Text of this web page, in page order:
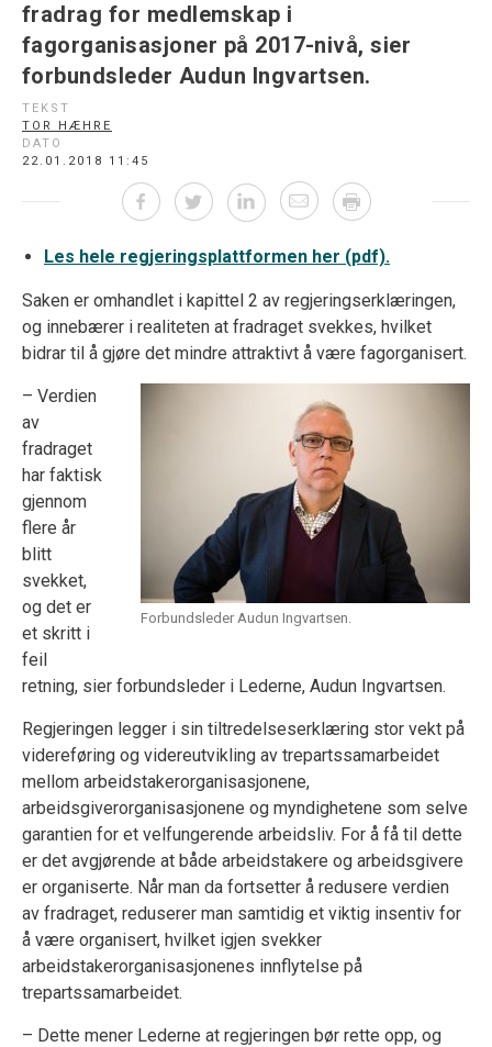
fradrag for medlemskap i
fagorganisasjoner på 2017-nivå, sier
forbundsleder Audun Ingvartsen.
TEKST
TOR HÆHRE
DATO
22.01.2018 11:45
Les hele regjeringsplattformen her (pdf).
Saken er omhandlet i kapittel 2 av regjeringserklæringen,
og innebærer i realiteten at fradraget svekkes, hvilket
bidrar til å gjøre det mindre attraktivt å være fagorganisert.
Forbundsleder Audun Ingvartsen.
– Verdien
av
fradraget
har faktisk
gjennom
flere år
blitt
svekket,
og det er
et skritt i
feil
retning, sier forbundsleder i Lederne, Audun Ingvartsen.
Regjeringen legger i sin tiltredelseserklæring stor vekt på
videreføring og videreutvikling av trepartssamarbeidet
mellom arbeidstakerorganisasjonene,
arbeidsgiverorganisasjonene og myndighetene som selve
garantien for et velfungerende arbeidsliv. For å få til dette
er det avgjørende at både arbeidstakere og arbeidsgivere
er organiserte. Når man da fortsetter å redusere verdien
av fradraget, reduserer man samtidig et viktig insentiv for
å være organisert, hvilket igjen svekker
arbeidstakerorganisasjonenes innflytelse på
trepartssamarbeidet.
– Dette mener Lederne at regjeringen bør rette opp, og